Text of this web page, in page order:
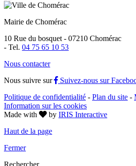
Mairie de Chomérac
10 Rue du bosquet - 07210 Chomérac
- Tel. 04 75 65 10 53
Nous contacter
Nous suivre sur
Suivez-nous sur
Politique de confidentialité - Plan du site -
Information sur les cookies
Made with
by IRIS Interactive
Haut de la page
Fermer
Rechercher